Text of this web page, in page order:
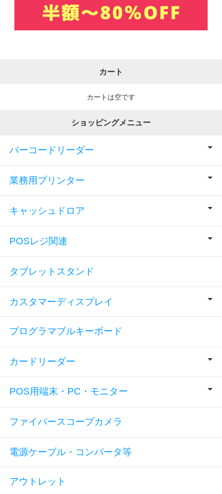
カート
カートは空です
ショッピングメニュー
バーコードリーダー
業務用プリンター
キャッシュドロア
POSレジ関連
タブレットスタンド
カスタマーディスプレイ
プログラマブルキーボード
カードリーダー
POS用端末・PC・モニター
ファイバースコープカメラ
電源ケーブル・コンバータ等
アウトレット